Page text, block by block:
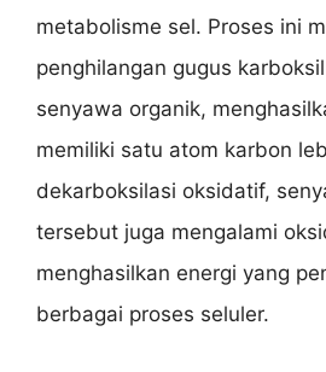
metabolisme sel. Proses ini
penghilangan gugus
senyawa organik,
memiliki satu atom karbon
dekarboksilasi oksidatif,
tersebut juga mengalami
menghasilkan energi yang
berbagai proses seluler.